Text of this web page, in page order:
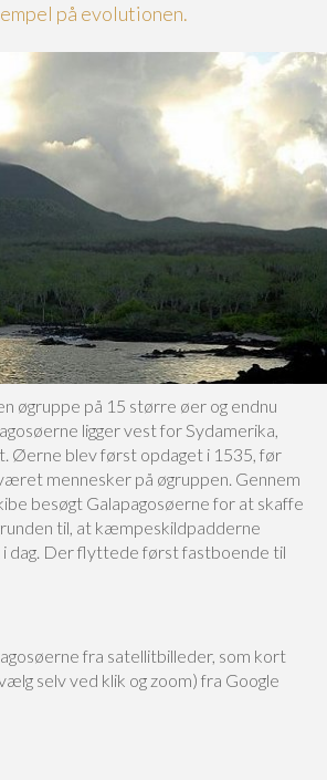
på evolutionen.
øgruppe på 15 større øer og endnu
ligger vest for Sydamerika,
Øerne blev først opdaget i 1535, før
mennesker på øgruppen. Gennem
besøgt Galapagosøerne for at skaffe
til, at kæmpeskildpadderne
dag. Der flyttede først fastboende til
fra satellitbilleder, som kort
selv ved klik og zoom) fra Google